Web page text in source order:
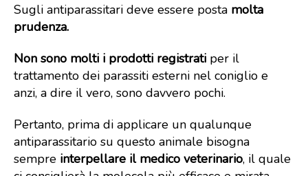
Sugli antiparassitari deve essere posta molta
prudenza.
Non sono molti i prodotti registrati per il
trattamento dei parassiti esterni nel coniglio e
anzi, a dire il vero, sono davvero pochi.
Pertanto, prima di applicare un qualunque
antiparassitario su questo animale bisogna
sempre interpellare il medico veterinario, il quale